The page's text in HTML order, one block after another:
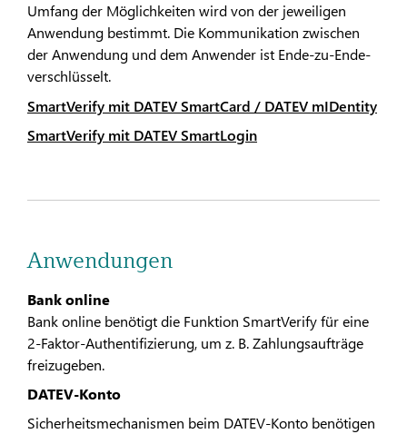
Umfang der Möglichkeiten wird von der jeweiligen
Anwendung bestimmt. Die Kommunikation zwischen
der Anwendung und dem Anwender ist Ende-zu-Ende-
verschlüsselt.
SmartVerify mit DATEV SmartCard / DATEV mIDentity
SmartVerify mit DATEV SmartLogin
Anwendungen
Bank online
Bank online benötigt die Funktion SmartVerify für eine
2-Faktor-Authentifizierung, um z. B. Zahlungsaufträge
freizugeben.
DATEV-Konto
Sicherheitsmechanismen beim DATEV-Konto benötigen